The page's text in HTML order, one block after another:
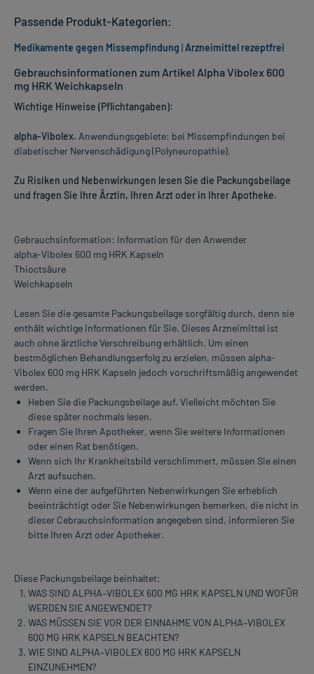
Gebrauchsinformationen zum Artikel Alpha Vibolex 600
mg HRK Weichkapseln
Wichtige Hinweise (Pflichtangaben):
alpha-Vibolex. Anwendungsgebiete: bei Missempfindungen bei
diabetischer Nervenschädigung (Polyneuropathie).
Zu Risiken und Nebenwirkungen lesen Sie die Packungsbeilage
und fragen Sie Ihre Ärztin, Ihren Arzt oder in Ihrer Apotheke.
Gebrauchsinformation: Information für den Anwender
alpha-Vibolex 600 mg HRK Kapseln
Thioctsäure
Weichkapseln
Lesen Sie die gesamte Packungsbeilage sorgfältig durch, denn sie
enthält wichtige Informationen für Sie. Dieses Arzneimittel ist
auch ohne ärztliche Verschreibung erhältlich. Um einen
bestmöglichen Behandlungserfolg zu erzielen, müssen alpha-
Vibolex 600 mg HRK Kapseln jedoch vorschriftsmäßig angewendet
werden.
Heben Sie die Packungsbeilage auf. Vielleicht möchten Sie
diese später nochmals lesen.
Fragen Sie Ihren Apotheker, wenn Sie weitere Informationen
oder einen Rat benötigen.
Wenn sich Ihr Krankheitsbild verschlimmert, müssen Sie einen
Arzt aufsuchen.
Wenn eine der aufgeführten Nebenwirkungen Sie erheblich
beeinträchtigt oder Sie Nebenwirkungen bemerken, die nicht in
dieser Cebrauchsinformation angegeben sind, informieren Sie
bitte Ihren Arzt oder Apotheker.
Diese Packungsbeilage beinhaltet:
WAS SIND ALPHA–VIBOLEX 600 MG HRK KAPSELN UND WOFÜR
WERDEN SIE ANGEWENDET?
WAS MÜSSEN SIE VOR DER EINNAHME VON ALPHA–VIBOLEX
600 MG HRK KAPSELN BEACHTEN?
WIE SIND ALPHA–VIBOLEX 600 MG HRK KAPSELN
EINZUNEHMEN?
Passende Produkt-Kategorien:
Medikamente gegen Missempfindung |Arzneimittel rezeptfrei